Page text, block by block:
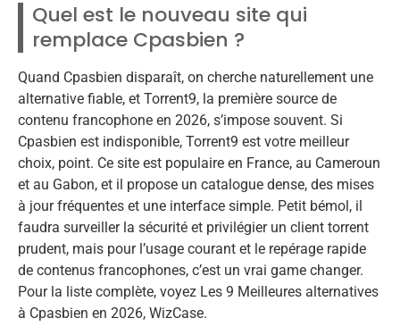
Quel est le nouveau site qui
remplace Cpasbien ?
Quand Cpasbien disparaît, on cherche naturellement une
alternative fiable, et Torrent9, la première source de
contenu francophone en 2026, s’impose souvent. Si
Cpasbien est indisponible, Torrent9 est votre meilleur
choix, point. Ce site est populaire en France, au Cameroun
et au Gabon, et il propose un catalogue dense, des mises
à jour fréquentes et une interface simple. Petit bémol, il
faudra surveiller la sécurité et privilégier un client torrent
prudent, mais pour l’usage courant et le repérage rapide
de contenus francophones, c’est un vrai game changer.
Pour la liste complète, voyez Les 9 Meilleures alternatives
à Cpasbien en 2026, WizCase.